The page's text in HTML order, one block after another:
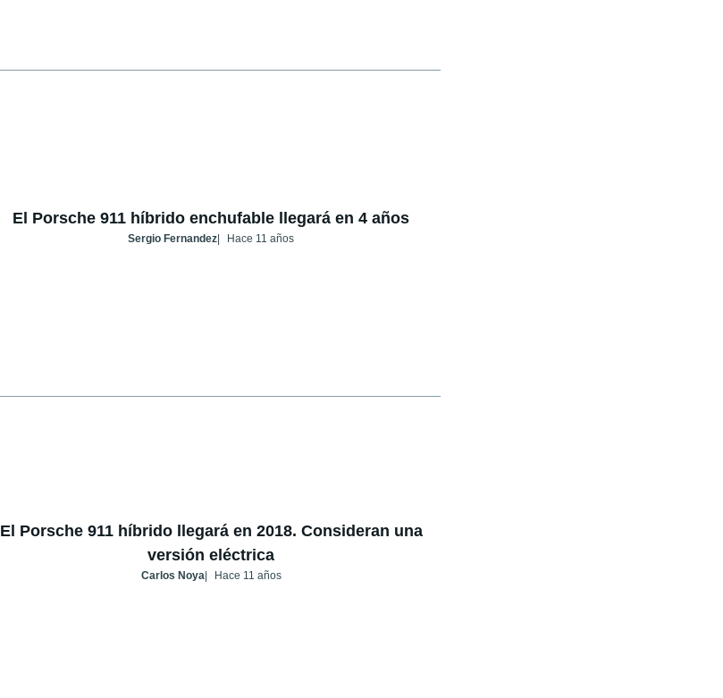
El Porsche 911 híbrido enchufable llegará en 4 años
Sergio Fernandez Hace 11 años
El Porsche 911 híbrido llegará en 2018. Consideran una
versión eléctrica
Carlos Noya Hace 11 años